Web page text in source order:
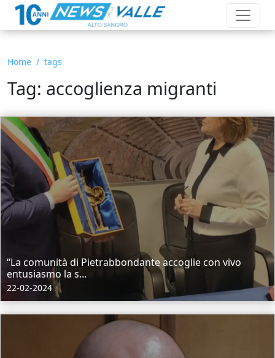
Home tags
Tag: accoglienza migranti
“La comunità di Pietrabbondante accoglie con vivo
entusiasmo la s...
22-02-2024